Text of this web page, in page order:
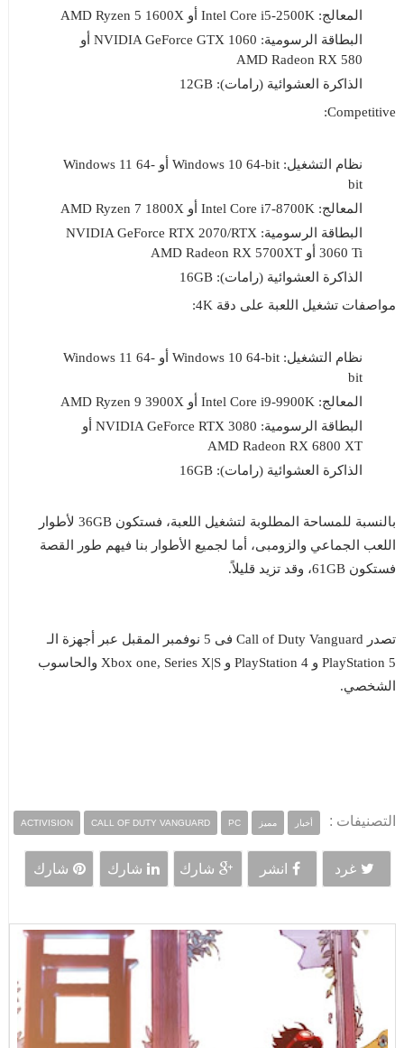
المعالج: Intel Core i5-2500K أو AMD Ryzen 5 1600X
البطاقة الرسومية: NVIDIA GeForce GTX 1060 أو
AMD Radeon RX 580
الذاكرة العشوائية (رامات): 12GB
Competitive:
نظام التشغيل: Windows 10 64-bit أو Windows 11 64-
bit
المعالج: Intel Core i7-8700K أو AMD Ryzen 7 1800X
البطاقة الرسومية: NVIDIA GeForce RTX 2070/RTX
3060 Ti أو AMD Radeon RX 5700XT
الذاكرة العشوائية (رامات): 16GB
مواصفات تشغيل اللعبة على دقة 4K:
نظام التشغيل: Windows 10 64-bit أو Windows 11 64-
bit
المعالج: Intel Core i9-9900K أو AMD Ryzen 9 3900X
البطاقة الرسومية: NVIDIA GeForce RTX 3080 أو
AMD Radeon RX 6800 XT
الذاكرة العشوائية (رامات): 16GB
بالنسبة للمساحة المطلوبة لتشغيل اللعبة، فستكون 36GB لأطوار
اللعب الجماعي والزومبى، أما لجميع الأطوار بنا فيهم طور القصة
فستكون 61GB، وقد تزيد قليلاً.
تصدر Call of Duty Vanguard فى 5 نوفمبر المقبل عبر أجهزة الـ
PlayStation 5 و PlayStation 4 و Xbox one, Series X|S والحاسوب
الشخصي.
التصنيفات : أخبار مميز ACTIVISION CALL OF DUTY VANGUARD PC
غرد انشر شارك شارك شارك